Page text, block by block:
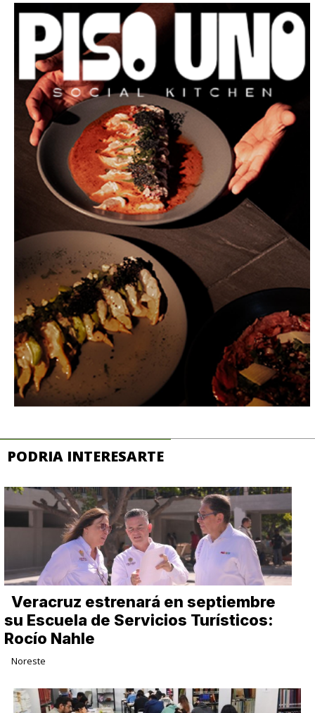
PODRIA INTERESARTE
Veracruz estrenará en septiembre
su Escuela de Servicios Turísticos:
Rocío Nahle
Noreste